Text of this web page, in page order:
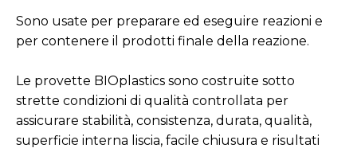
Sono usate per preparare ed eseguire reazioni e
per contenere il prodotti finale della reazione.
Le provette BIOplastics sono costruite sotto
strette condizioni di qualità controllata per
assicurare stabilità, consistenza, durata, qualità,
superficie interna liscia, facile chiusura e risultati